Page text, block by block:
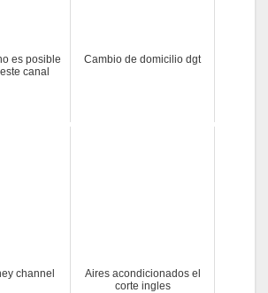
es posible
canal
Cambio de domicilio dgt
channel
Aires acondicionados el
corte ingles